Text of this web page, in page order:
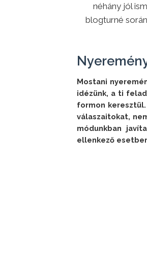
néhány jól
blogturné
Mostani
idézünk, a ti
formon
válaszaitokat,
módunkban
ellenkező